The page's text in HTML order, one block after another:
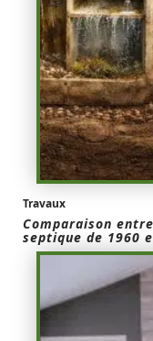
Travaux
Comparaison
septique de 1960